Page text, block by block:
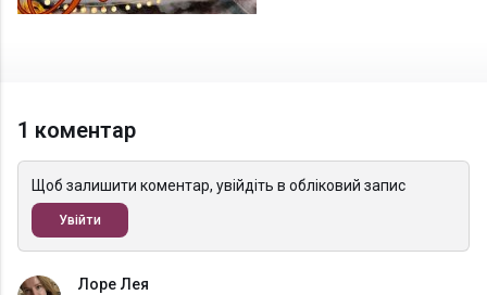
1 коментар
Щоб залишити коментар, увійдіть в обліковий запис
Увійти
Лоре Лея